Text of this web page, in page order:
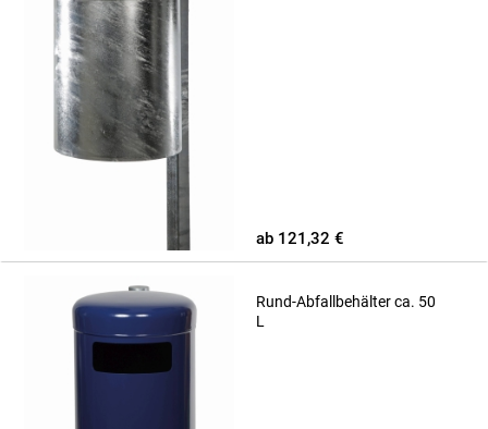
ab 121,32 €
Rund-Abfallbehälter ca. 50
L